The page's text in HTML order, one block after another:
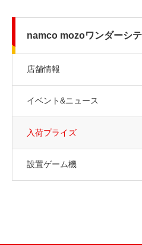
namco mozoワンダーシ
店舗情報
イベント&ニュース
入荷プライズ
設置ゲーム機